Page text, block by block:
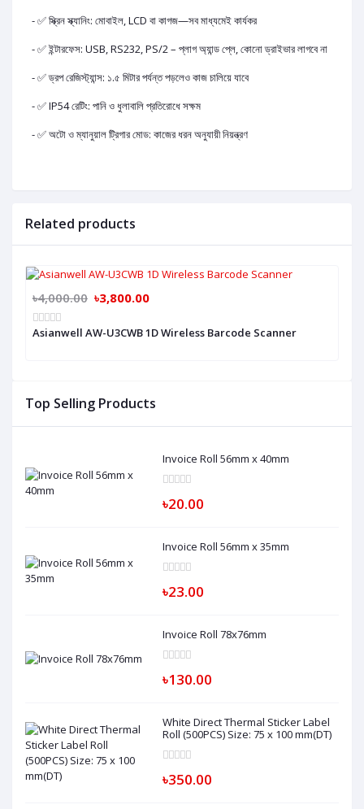
Top Selling Products
Invoice Roll 56mm x 40mm
৳20.00
Invoice Roll 56mm x 35mm
৳23.00
Invoice Roll 78x76mm
৳130.00
White Direct Thermal Sticker Label
Roll (500PCS) Size: 75 x 100 mm(DT)
৳350.00
- ✅ স্ক্রিন স্ক্যানিং: মোবাইল, LCD বা কাগজ—সব মাধ্যমেই কার্যকর
- ✅ ইন্টারফেস: USB, RS232, PS/2 – প্লাগ অ্যান্ড প্লে, কোনো ড্রাইভার লাগবে না
- ✅ ড্রপ রেজিস্ট্যান্স: ১.৫ মিটার পর্যন্ত পড়লেও কাজ চালিয়ে যাবে
- ✅ IP54 রেটিং: পানি ও ধুলাবালি প্রতিরোধে সক্ষম
- ✅ অটো ও ম্যানুয়াল ট্রিগার মোড: কাজের ধরন অনুযায়ী নিয়ন্ত্রণ
Related products
৳4,000.00 ৳3,800.00
Asianwell AW-U3CWB 1D Wireless Barcode Scanner